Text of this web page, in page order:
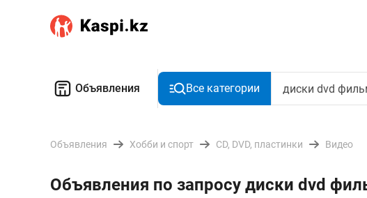
Объявления Все категории
Объявления Хобби и спорт CD, DVD, пластинки Видео
Объявления по запросу диски dvd